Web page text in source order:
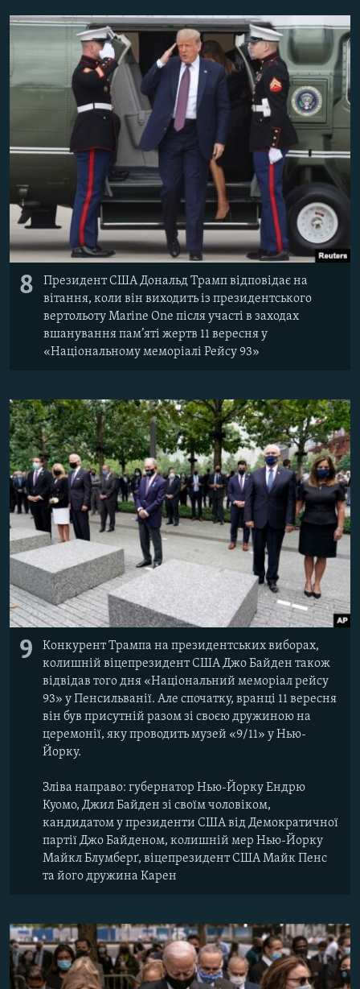
8
Президент США Дональд Трамп відповідає на
вітання, коли він виходить із президентського
вертольоту Marine One після участі в заходах
вшанування пам’яті жертв 11 вересня у
«Національному меморіалі Рейсу 93»
9
Конкурент Трампа на президентських виборах,
колишній віцепрезидент США Джо Байден також
відвідав того дня «Національний меморіал рейсу
93» у Пенсильванії. Але спочатку, вранці 11 вересня
він був присутній разом зі своєю дружиною на
церемонії, яку проводить музей «9/11» у Нью-
Йорку.
Зліва направо: губернатор Нью-Йорку Ендрю
Куомо, Джил Байден зі своїм чоловіком,
кандидатом у президенти США від Демократичної
партії Джо Байденом, колишній мер Нью-Йорку
Майкл Блумберґ, віцепрезидент США Майк Пенс
та його дружина Карен